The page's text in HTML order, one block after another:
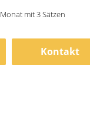
Monat mit 3 Sätzen
Kontakt